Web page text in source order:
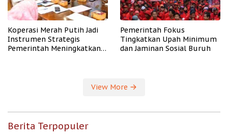
Koperasi Merah Putih Jadi
Instrumen Strategis
Pemerintah Meningkatkan
Pemerintah Fokus
Tingkatkan Upah Minimum
dan Jaminan Sosial Buruh
View More
Berita Terpopuler